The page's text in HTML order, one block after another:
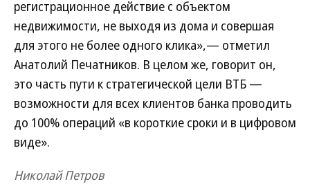
регистрационное действие с объектом
недвижимости, не выходя из дома и совершая
для этого не более одного клика»,— отметил
Анатолий Печатников. В целом же, говорит он,
это часть пути к стратегической цели ВТБ —
возможности для всех клиентов банка проводить
до 100% операций «в короткие сроки и в цифровом
виде».
Николай Петров